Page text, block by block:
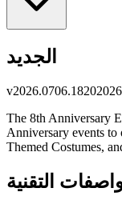
الجديد
v2026.0706.1820
The 8th Anniversary
Anniversary events
Themed Costumes,
التقنية